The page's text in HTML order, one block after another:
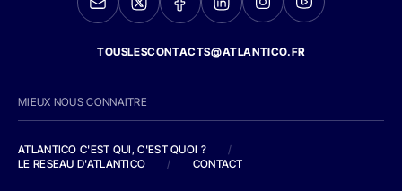
TOUSLESCONTACTS@ATLANTICO.FR
MIEUX NOUS CONNAITRE
ATLANTICO C'EST QUI, C'EST QUOI ?
/
LE RESEAU D'ATLANTICO
/ CONTACT